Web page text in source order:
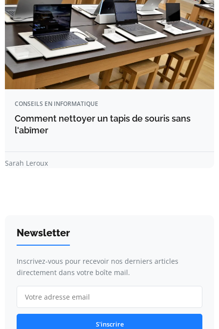
CONSEILS EN INFORMATIQUE
Comment nettoyer un tapis de souris sans
l'abîmer
Sarah Leroux
Newsletter
Inscrivez-vous pour recevoir nos derniers articles
directement dans votre boîte mail.
S'inscrire